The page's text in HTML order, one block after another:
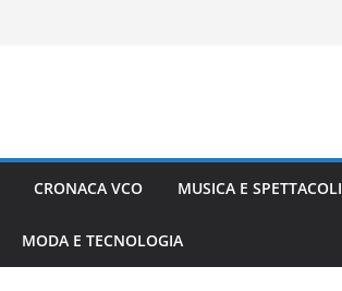
CRONACA VCO MUSICA E SPETTACOLI
MODA E TECNOLOGIA